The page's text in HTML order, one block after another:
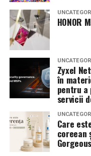
De „Ziua
City Iulius Mall
invitați la film alături
actoriiSergiu
Alexandra Răduță.
Cineplexx Băneasa
Bucureștigăzduiește
întregii echipe pe15
ÎnCraiova , regizorul
Costache, Azaleea
HONOR
Zyxel
în
pentru
servicii
Care
coreean